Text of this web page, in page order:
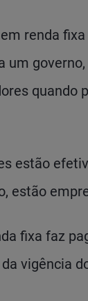
renda
quando
estão
estão
fixa faz
vigência